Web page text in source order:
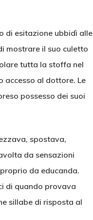
di esitazione ubbidì alle
mostrare il suo culetto
tutta la stoffa nel
accesso al dottore. Le
possesso dei suoi
spostava,
da sensazioni
da educanda.
di quando provava
sillabe di risposta al